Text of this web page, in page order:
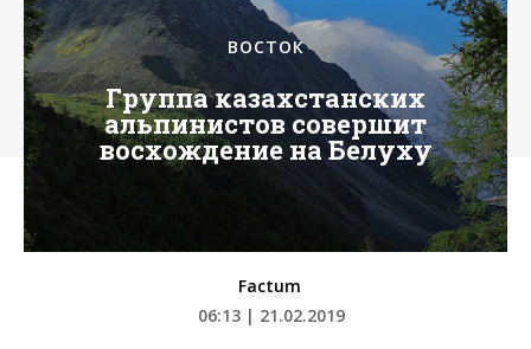
ВОСТОК
Группа казахстанских
альпинистов совершит
восхождение на Белуху
Factum
06:13 | 21.02.2019